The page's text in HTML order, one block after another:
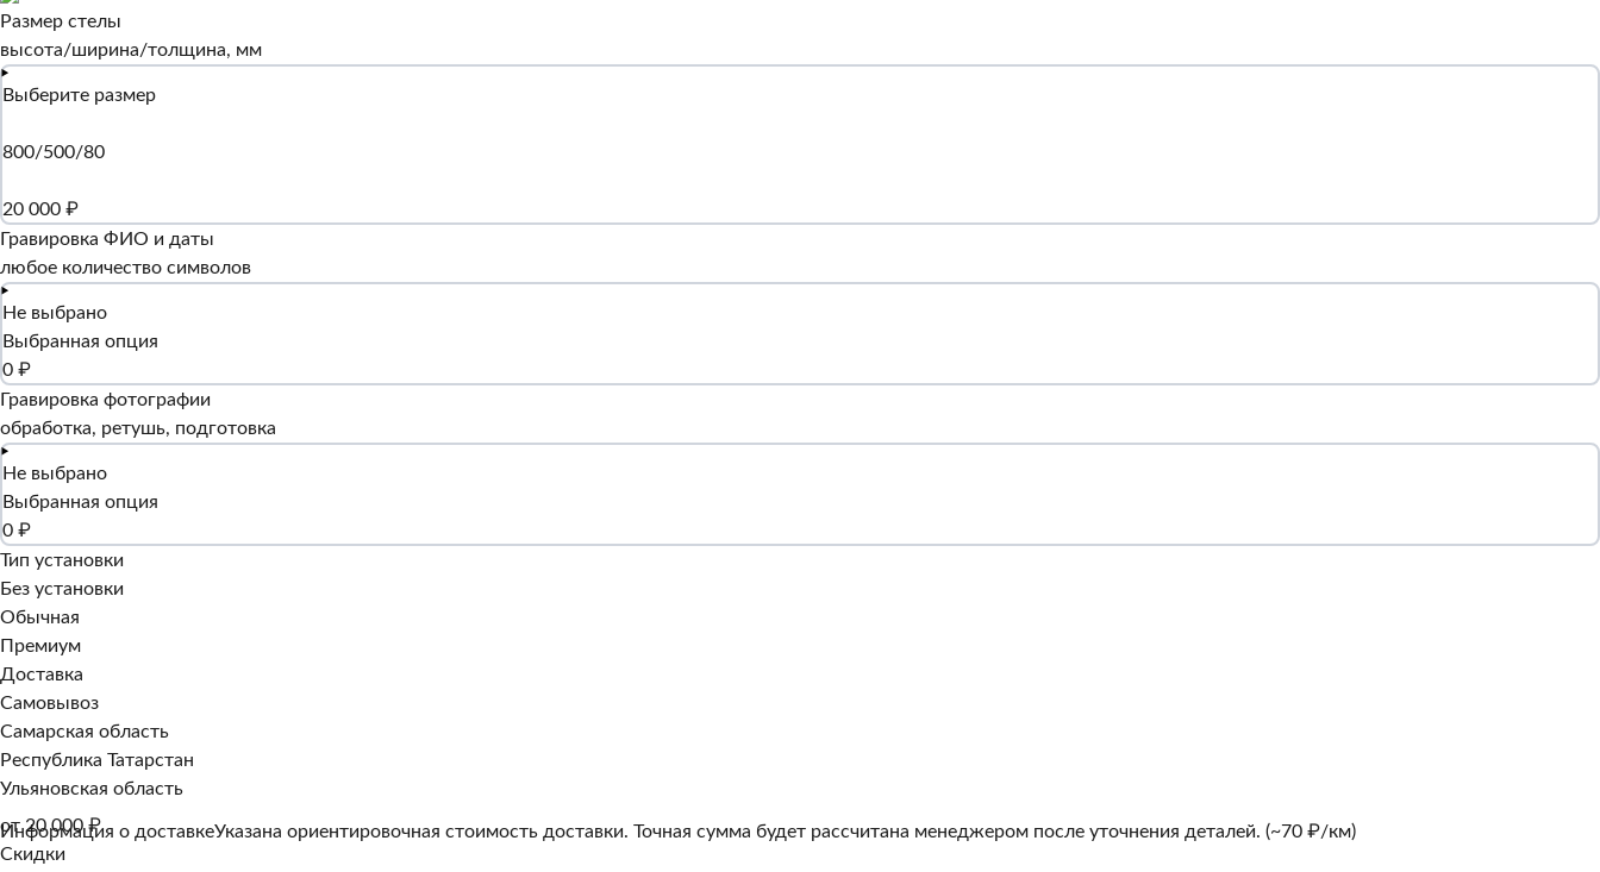
Размер стелы
высота/ширина/толщина, мм
Выберите размер
800/500/80
20 000 ₽
Гравировка ФИО и даты
любое количество символов
Не выбрано
Выбранная опция
0 ₽
Гравировка фотографии
обработка, ретушь, подготовка
Не выбрано
Выбранная опция
0 ₽
Тип установки
Без установки
Обычная
Премиум
Доставка
Самовывоз
Самарская область
Республика Татарстан
Ульяновская область
Информация о доставкеУказана ориентировочная стоимость доставки. Точная сумма будет рассчитана менеджером после уточнения деталей. (~70 ₽/км)
от 20 000 ₽
Скидки